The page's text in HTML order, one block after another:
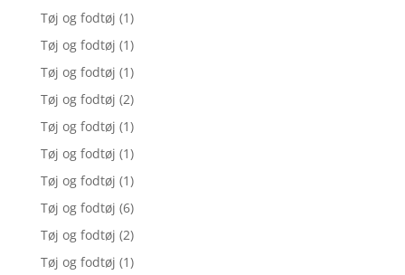
Tøj og fodtøj (1)
Tøj og fodtøj (1)
Tøj og fodtøj (1)
Tøj og fodtøj (2)
Tøj og fodtøj (1)
Tøj og fodtøj (1)
Tøj og fodtøj (1)
Tøj og fodtøj (6)
Tøj og fodtøj (2)
Tøj og fodtøj (1)